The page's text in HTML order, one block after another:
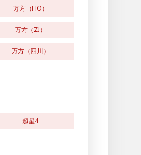
万方（HO）
万方（ZJ）
万方（四川）
超星4